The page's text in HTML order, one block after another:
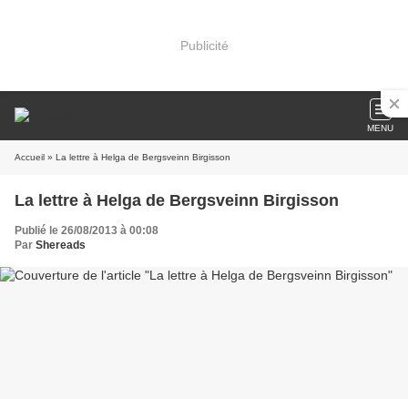
Publicité
MENU
Accueil » La lettre à Helga de Bergsveinn Birgisson
La lettre à Helga de Bergsveinn Birgisson
Publié le 26/08/2013 à 00:08
Par Shereads